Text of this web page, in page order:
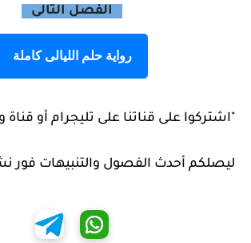
الفصل التالى
رواية حلم الليالى كاملة
"اشتركوا على قناتنا على تليجرام أو
ليصلكم أحدث الفصول والتنبيهات فور